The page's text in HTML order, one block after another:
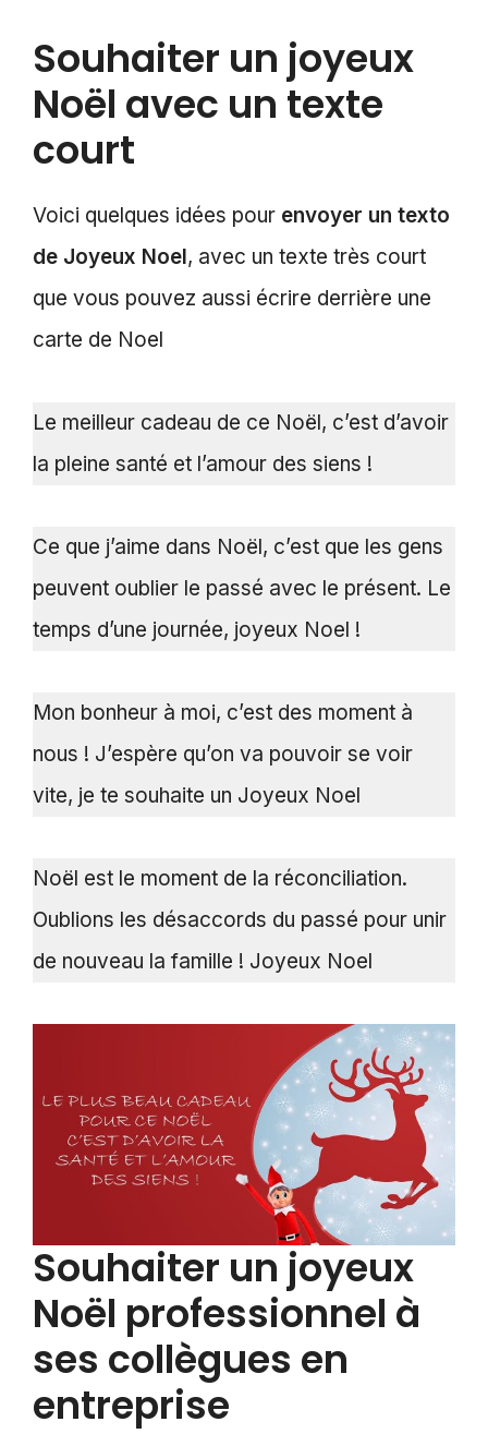
Souhaiter un joyeux
Noël avec un texte
court
Voici quelques idées pour envoyer un texto
de Joyeux Noel, avec un texte très court
que vous pouvez aussi écrire derrière une
carte de Noel
Le meilleur cadeau de ce Noël, c’est d’avoir
la pleine santé et l’amour des siens !
Ce que j’aime dans Noël, c’est que les gens
peuvent oublier le passé avec le présent. Le
temps d’une journée, joyeux Noel !
Mon bonheur à moi, c’est des moment à
nous ! J’espère qu’on va pouvoir se voir
vite, je te souhaite un Joyeux Noel
Noël est le moment de la réconciliation.
Oublions les désaccords du passé pour unir
de nouveau la famille ! Joyeux Noel
Souhaiter un joyeux
Noël professionnel à
ses collègues en
entreprise